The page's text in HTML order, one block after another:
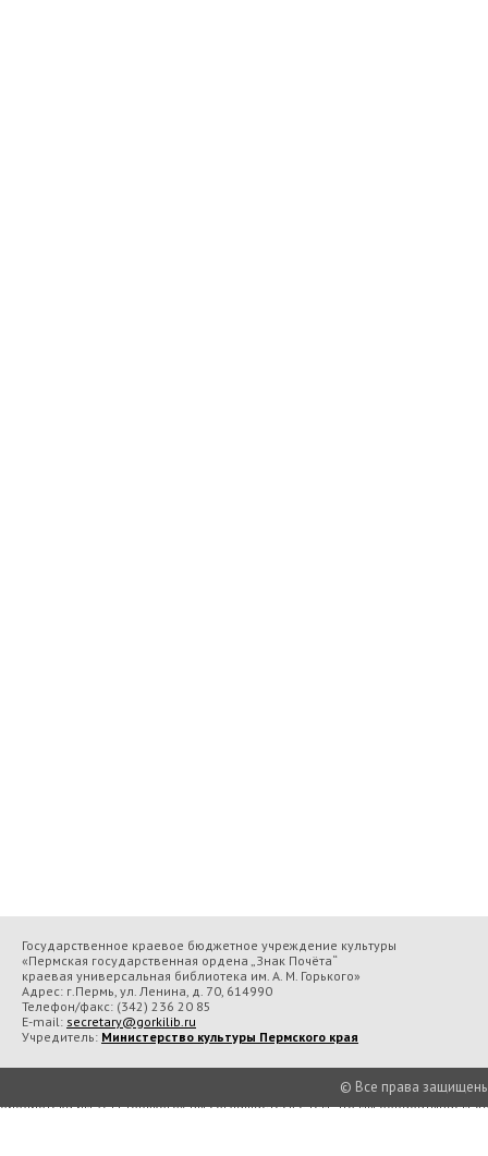
Государственное краевое бюджетное учреждение культуры
«Пермская государственная ордена „Знак Почёта“
краевая универсальная библиотека им. А. М. Горького»
Адрес: г.Пермь, ул. Ленина, д. 70, 614990
Телефон/факс: (342) 236 20 85
E-mail: secretary@gorkilib.ru
Учредитель: Министерство культуры Пермского края
© Все права
Во время посещения сайта Государственное краевое бюджетное
библиотека им. А. М. Горького» вы соглашаетесь с тем, что мы обрабатываем